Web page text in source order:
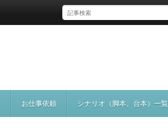
お仕事依頼 シナリオ（脚本、台本）一覧